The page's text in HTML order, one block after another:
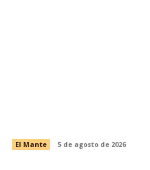
El Mante 5 de agosto de 2026